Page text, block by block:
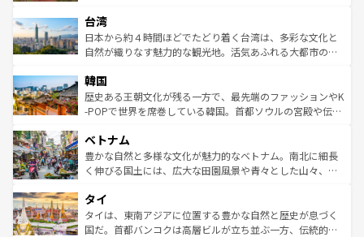
ならではの贅沢な旅のスタイルだ。 なお、新着のアメリカ
情報はコンテンツ一覧を参照してほしい。
れるおもてなしの心で訪れる人々を迎えてくれるハワイの
人々、おいしいローカルフードやハワイアンミュージッ
ク、伝統的なフラダンスなど、すべてがハワイの魅力を彩
ワイを、存分に味わってほしい。 なお、新着のハワイ情報
はコンテンツ一覧を参照してほしい。
リアリーフや大陸中央部にそびえるウルル（エアーズロッ
ク）、タスマニアの美しい原生林やケアンズの熱帯雨林な
ど、見どころがたくさん。また、カフェやワイン、オージ
いる。アクティビティも充実しており、サーフィンやダイ
ビング、ハイキングなど、アウトドア好きにはたまらな
い。オーストラリアの多彩な魅力を存分に味わいつくそ
参照してほしい。
台湾
日本から約４時間ほどでたどり着く台湾は、多彩な文化と
自然が織りなす魅力的な観光地。活気あふれる大都市の台
ン）、静ひつな山岳地帯である台湾東部など、都市の喧騒
と山間の静けさが共存しており、訪れる人に新しい発見と
驚きをもたらしてくれる。また、奥深い台湾の食文化も魅
容にもいいと評判のスイーツなど、バラエティ豊かな料理
が味わえる。 なお、新着の台湾情報は コンテンツ一覧を参
照してほしい。
韓国
歴史ある王朝文化が残る一方で、最先端のファッションやK
-POPで世界を席巻している韓国。首都ソウルの宮殿や伝統
き、地方に足を延ばせば四季折々の自然美を楽しむことが
できる。そして、キムチや焼肉、絶品のストリートフード
まで、さまざまな韓国料理が待っている。夜には、韓国な
リティに包まれながら、韓国の多彩な魅力を心ゆくまで味
わってみてほしい。 なお、新着の韓国情報はコンテンツ一
覧を参照してほしい。
ベトナム
豊かな自然と多様な文化が魅力的なベトナム。南北に細長
く伸びる国土には、広大な田園風景や青々とした山々、世
急速な発展と共に伝統が息づく。ハノイの古い町並みやホ
ーチミン市のフランス統治時代の建物も、独特の雰囲気を
醸し出している。また、バラエティの豊かさとおいしさで
タイ
タイは、東南アジアに位置する豊かな自然と歴史が息づく
国だ。首都バンコクは高層ビルが立ち並ぶ一方、伝統的な